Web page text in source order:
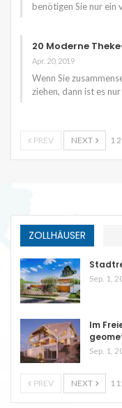
benötigen Sie nur ein
20 Moderne
Apr. 20, 2019
Wenn Sie
ziehen, dann ist es
PREV NEXT 1 2
ZOLLHÄUSER
Sep. 1,
Im
Sep. 1,
PREV NEXT 1